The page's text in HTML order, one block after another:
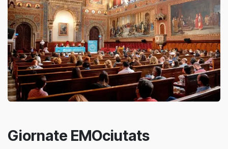
Giornate EMOciutats